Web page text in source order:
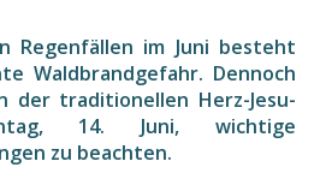
Regenfällen im Juni besteht
Waldbrandgefahr. Dennoch
der traditionellen Herz-Jesu-
14. Juni, wichtige
zu beachten.